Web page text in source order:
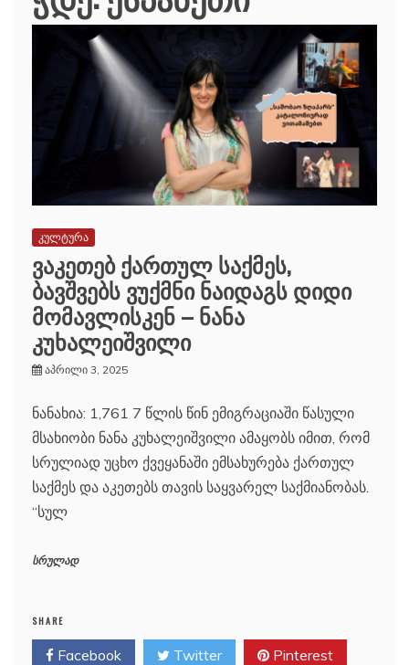
კულტურა
ვაკეთებ ქართულ საქმეს,
ბავშვებს ვუქმნი ნაიდაგს დიდი
მომავლისკენ – ნანა
კუხალეიშვილი
აპრილი 3, 2025
ნანახია: 1,761 7 წლის წინ ემიგრაციაში წასული
მსახიობი ნანა კუხალეიშვილი ამაყობს იმით, რომ
სრულიად უცხო ქვეყანაში ემსახურება ქართულ
საქმეს და აკეთებს თავის საყვარელ საქმიანობას.
“სულ
სრულად
SHARE
Facebook Twitter Pinterest